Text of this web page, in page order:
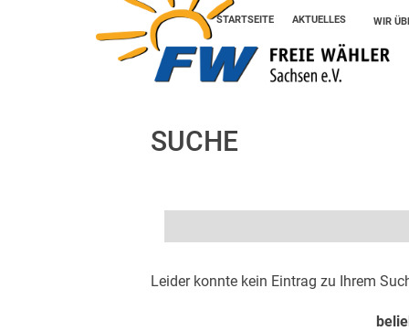
STARTSEITE AKTUELLES WIR
SUCHE
Leider konnte kein Eintrag zu Ihrem